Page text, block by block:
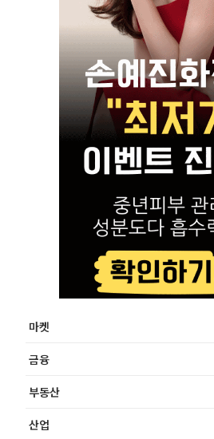
마켓
금융
부동산
산업